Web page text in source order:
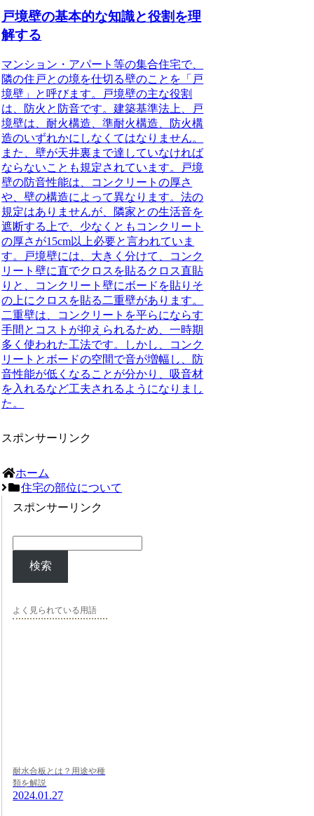
戸境壁の基本的な知識と役割を理
解する
マンション・アパート等の集合住宅で、
隣の住戸との境を仕切る壁のこと を「戸
境壁」と呼びます。戸境壁の主な役割
は、防火と防音です。建築基準法上、戸
境壁は、耐火構造、準耐火構造、防火構
造のいずれかにしなくてはなりません。
また、壁が天井裏まで達していなければ
ならないことも規定されています。戸境
壁の防音性能は、コンクリートの厚さ
や、壁の構造によって異なります。法の
規定はありませんが、隣家との生活音を
遮断する上で、 少なくともコンクリート
の厚さが15cm以上必要と言われていま
す。戸境壁には、大きく分けて、
コンク
リート壁に直でクロスを貼るクロス直貼
りと、コンクリート壁にボードを貼りそ
の上にクロスを貼る二重壁があります。
二重壁は、コンクリートを平らにならす
手間とコストが抑えられるため、一時期
多く使われた工法です。しかし、コンク
リートとボードの空間で音が増幅し、防
音性能が低くなることが分かり、吸音材
を入れるなど工夫されるようになりまし
た。
スポンサーリンク
ホーム
住宅の部位について
スポンサーリンク
検索
よく見られている用語
耐水合板とは？用途や種
類を解説
2024.01.27